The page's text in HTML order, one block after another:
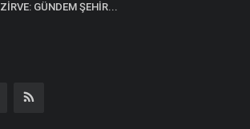
ZİRVE: GÜNDEM ŞEHİR...